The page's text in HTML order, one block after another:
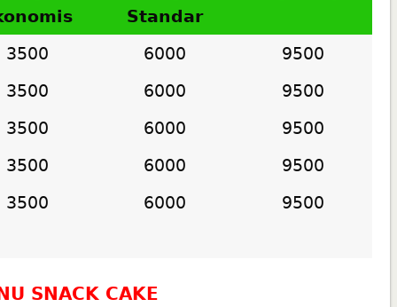
Standar
3500 6000
9500
3500
6000
9500
3500
6000
9500
3500
6000
9500
3500
6000 9500
SNACK CAKE